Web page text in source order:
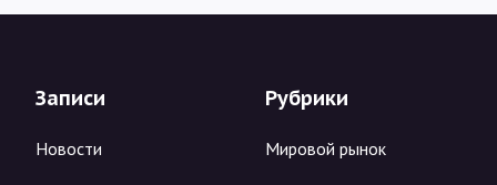
Записи
Новости
Рубрики
Мировой рынок